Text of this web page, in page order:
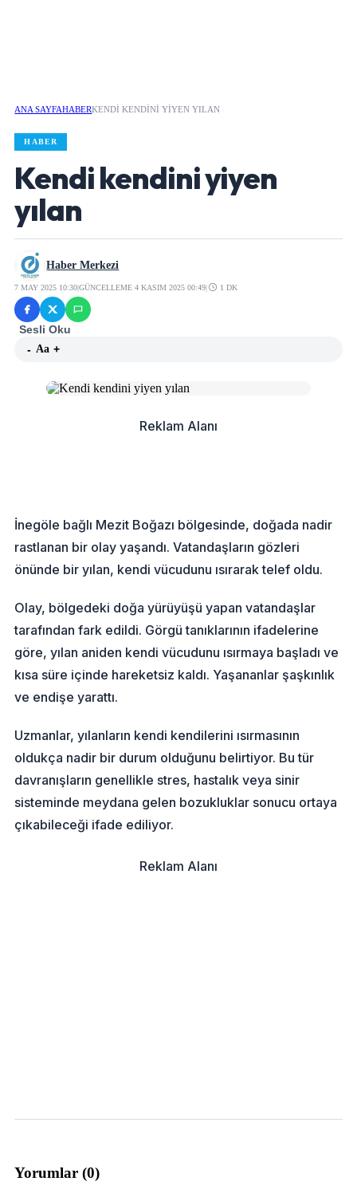
ANA SAYFAHABERKENDI KENDINI YIYEN YILAN
HABER
Kendi kendini yiyen
yılan
Haber Merkezi
7 MAY 2025 10:30|GÜNCELLEME 4 KASIM 2025 00:49| 1 DK
Sesli Oku
- Aa +
Reklam Alanı
İnegöle bağlı Mezit Boğazı bölgesinde, doğada nadir
rastlanan bir olay yaşandı. Vatandaşların gözleri
önünde bir yılan, kendi vücudunu ısırarak telef oldu.
Olay, bölgedeki doğa yürüyüşü yapan vatandaşlar
tarafından fark edildi. Görgü tanıklarının ifadelerine
göre, yılan aniden kendi vücudunu ısırmaya başladı ve
kısa süre içinde hareketsiz kaldı. Yaşananlar şaşkınlık
ve endişe yarattı.
Uzmanlar, yılanların kendi kendilerini ısırmasının
oldukça nadir bir durum olduğunu belirtiyor. Bu tür
davranışların genellikle stres, hastalık veya sinir
sisteminde meydana gelen bozukluklar sonucu ortaya
çıkabileceği ifade ediliyor.
Reklam Alanı
Yorumlar (0)